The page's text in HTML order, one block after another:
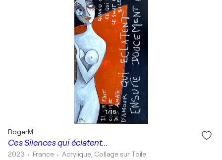
1/16
Ces Silences qui éclatent...
RogerM
2023 • France •Acrylique, Collage sur Toile